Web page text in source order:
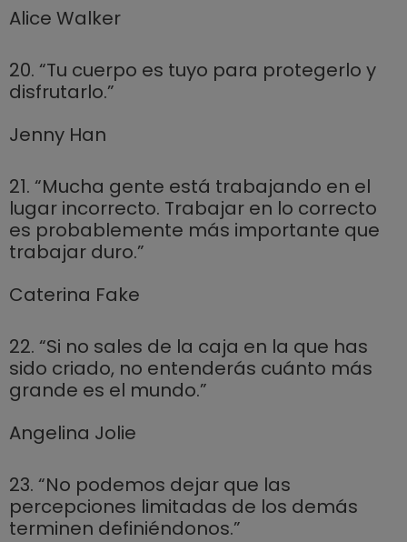
Alice Walker
20. “Tu cuerpo es tuyo para protegerlo y
disfrutarlo.”
Jenny Han
21. “Mucha gente está trabajando en el
lugar incorrecto. Trabajar en lo correcto
es probablemente más importante que
trabajar duro.”
Caterina Fake
22. “Si no sales de la caja en la que has
sido criado, no entenderás cuánto más
grande es el mundo.”
Angelina Jolie
23. “No podemos dejar que las
percepciones limitadas de los demás
terminen definiéndonos.”